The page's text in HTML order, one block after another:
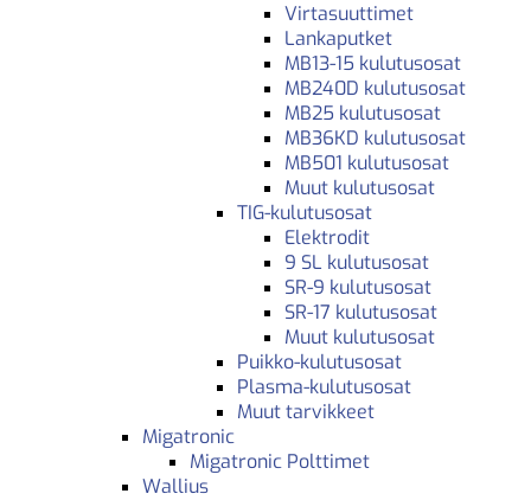
Virtasuuttimet
Lankaputket
MB13-15 kulutusosat
MB240D kulutusosat
MB25 kulutusosat
MB36KD kulutusosat
MB501 kulutusosat
Muut kulutusosat
TIG-kulutusosat
Elektrodit
9 SL kulutusosat
SR-9 kulutusosat
SR-17 kulutusosat
Muut kulutusosat
Puikko-kulutusosat
Plasma-kulutusosat
Muut tarvikkeet
Migatronic
Migatronic Polttimet
Wallius